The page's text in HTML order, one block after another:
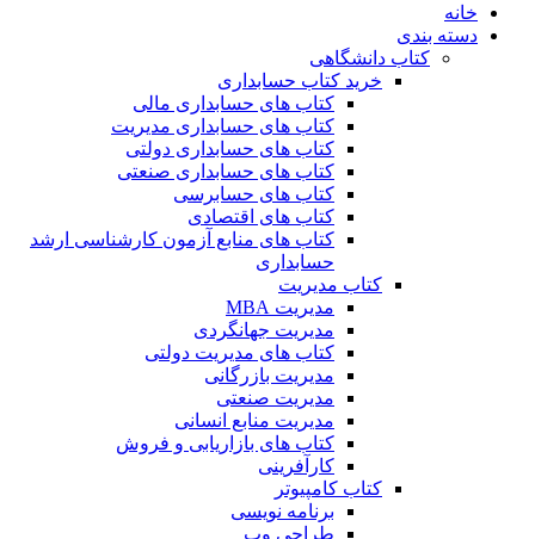
خانه
دسته بندی
کتاب دانشگاهی
خرید کتاب حسابداری
کتاب های حسابداری مالی
کتاب های حسابداری مدیریت
کتاب های حسابداری دولتی
کتاب های حسابداری صنعتی
کتاب های حسابرسی
کتاب های اقتصادی
کتاب های منابع آزمون کارشناسی ارشد
حسابداری
کتاب مدیریت
مدیریت MBA
مدیریت جهانگردی
کتاب های مدیریت دولتی
مدیریت بازرگانی
مدیریت صنعتی
مدیریت منابع انسانی
کتاب های بازاریابی و فروش
کارآفرینی
کتاب کامپیوتر
برنامه نویسی
طراحی وب